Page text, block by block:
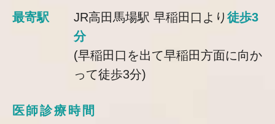
最寄駅
JR高田馬場駅 早稲田口より 徒歩3
分
(早稲田口を出て早稲田方面に向か
って徒歩3分)
医師診療時間